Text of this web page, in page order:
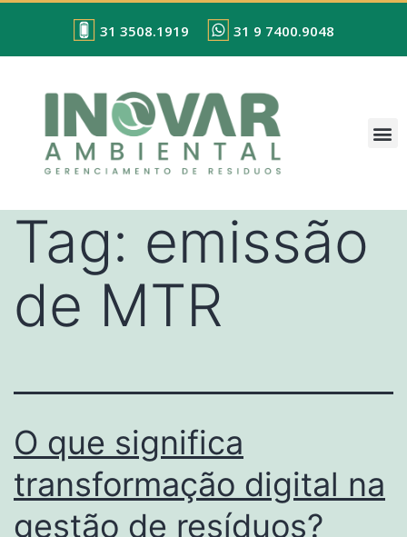
31 3508.1919 31 9 7400.9048
Tag: emissão
de MTR
O que significa
transformação digital na
gestão de resíduos?